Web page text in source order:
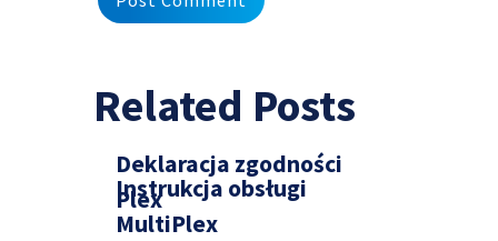
Related Posts
Deklaracja zgodności
Plex
Instrukcja obsługi
MultiPlex